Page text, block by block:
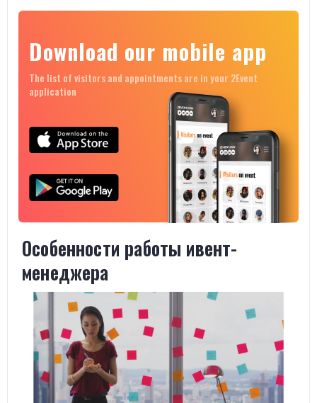
Download our mobile app
The list of visitors and appointments are in your 2Event
application
Особенности работы ивент-
менеджера